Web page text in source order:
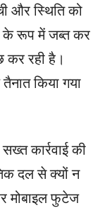
और स्थिति को
के रूप में जब्त कर
कर रही है।
किया गया
कार्रवाई की
दल से क्यों न
मोबाइल फुटेज